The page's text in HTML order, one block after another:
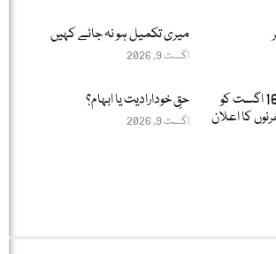
میری تکمیل ہو نہ جائے کہیں
اگست 9, 2026
جماعت اسلامی کا 16 اگست کو
کا اعلان
حقِ خودارادیت یا ابہام؟
اگست 9, 2026